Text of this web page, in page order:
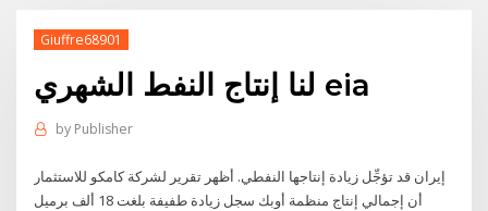
Giuffre68901
لنا إنتاج النفط الشهري eia
by Publisher
إيران قد تؤجِّل زيادة إنتاجها النفطي. أظهر تقرير لشركة كامكو للاستثمار
أن إجمالي إنتاج منظمة أوبك سجل زيادة طفيفة بلغت 18 ألف برميل